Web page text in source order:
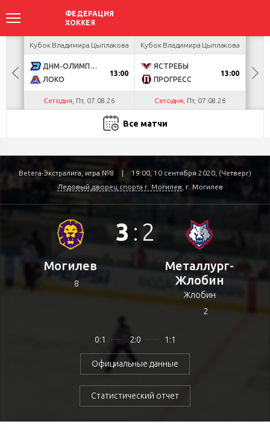
Кубок Владимира Цыплакова
ДНМ-ОЛИМПИК
ЛОКО
13:00
Сегодня , Пт, 07.08.26
Кубок Владимира Цыплакова
ЯСТРЕБЫ
ПРОГРЕСС
13:00
Сегодня , Пт, 07.08.26
Все матчи
Betera-Экстралига, игра №8 |
19:00, 10 сентября 2020, (Четверг)
Ледовый дворец спорта г. Могилев , г. Могилев
Могилев
8
3 : 2
0:1 2:0 1:1
Официальные данные
Статистический отчет
Металлург-
Жлобин
Жлобин
2